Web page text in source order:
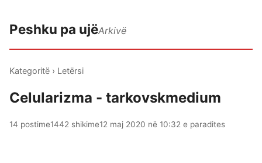
Peshku pa ujëArkivë
Kategoritë › Letërsi
Celularizma - tarkovskmedium
14 postime1442 shikime12 maj 2020 në 10:32 e paradites